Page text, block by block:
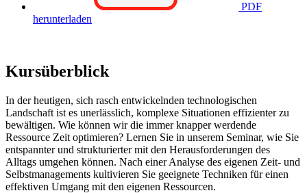
PDF
herunterladen
Kursüberblick
In der heutigen, sich rasch entwickelnden technologischen
Landschaft ist es unerlässlich, komplexe Situationen effizienter zu
bewältigen. Wie können wir die immer knapper werdende
Ressource Zeit optimieren? Lernen Sie in unserem Seminar, wie Sie
entspannter und strukturierter mit den Herausforderungen des
Alltags umgehen können. Nach einer Analyse des eigenen Zeit- und
Selbstmanagements kultivieren Sie geeignete Techniken für einen
effektiven Umgang mit den eigenen Ressourcen.